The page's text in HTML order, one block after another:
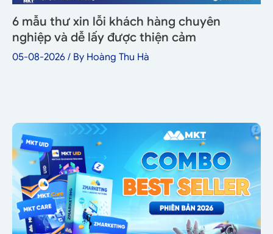
6 mẫu thư xin lỗi khách hàng chuyên
nghiệp và dễ lấy được thiện cảm
05-08-2026 / By Hoàng Thu Hà